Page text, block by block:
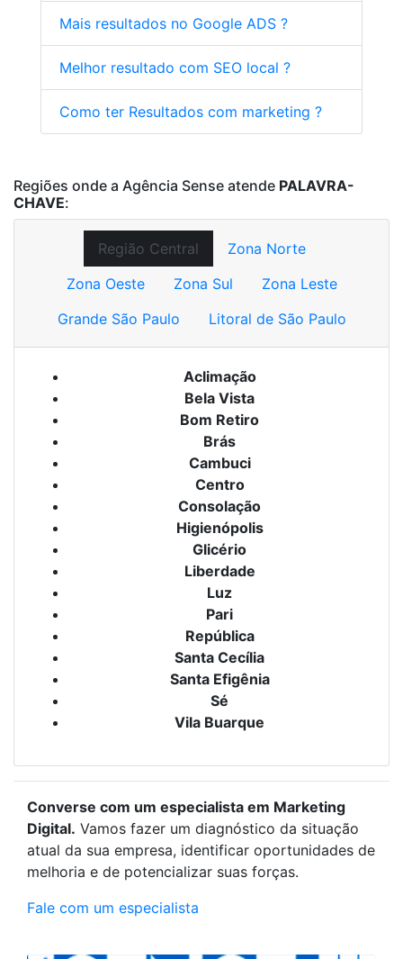
Mais resultados no Google ADS ?
Melhor resultado com SEO local ?
Como ter Resultados com marketing ?
Regiões onde a Agência Sense atende PALAVRA-
CHAVE:
Região Central
Zona Norte
Zona Oeste
Zona Sul
Zona Leste
Grande São Paulo
Litoral de São Paulo
Aclimação
Bela Vista
Bom Retiro
Brás
Cambuci
Centro
Consolação
Higienópolis
Glicério
Liberdade
Luz
Pari
República
Santa Cecília
Santa Efigênia
Sé
Vila Buarque
Converse com um especialista em Marketing
Digital. Vamos fazer um diagnóstico da situação
atual da sua empresa, identificar oportunidades de
melhoria e de potencializar suas forças.
Fale com um especialista